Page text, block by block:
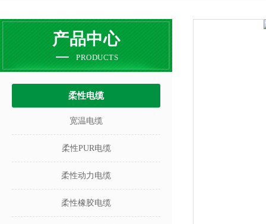
产品中心
PRODUCTS
柔性电缆
宽温电缆
柔性PUR电缆
柔性动力电缆
柔性橡胶电缆